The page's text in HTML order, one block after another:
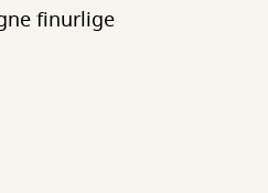
finurlige